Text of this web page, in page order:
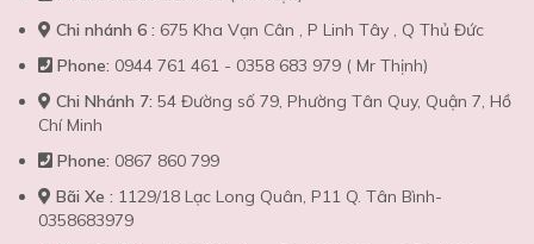
Chi nhánh 6 : 675 Kha Vạn Cân , P Linh Tây , Q Thủ Đức
Phone: 0944 761 461 - 0358 683 979 ( Mr Thịnh)
Chi Nhánh 7: 54 Đường số 79, Phường Tân Quy, Quận 7, Hồ
Chí Minh
Phone: 0867 860 799
Bãi Xe : 1129/18 Lạc Long Quân, P11 Q. Tân Bình-
0358683979